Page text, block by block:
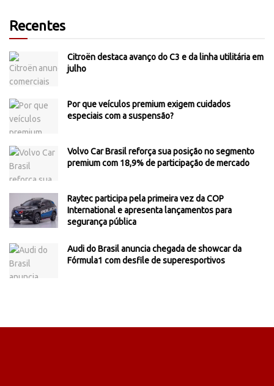
Recentes
Citroën destaca avanço do C3 e da linha utilitária em
julho
Por que veículos premium exigem cuidados
especiais com a suspensão?
Volvo Car Brasil reforça sua posição no segmento
premium com 18,9% de participação de mercado
Raytec participa pela primeira vez da COP
International e apresenta lançamentos para
segurança pública
Audi do Brasil anuncia chegada de showcar da
Fórmula1 com desfile de superesportivos